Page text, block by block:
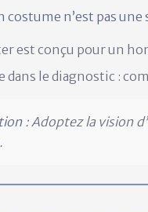
costume n’est pas
est conçu pour un
dans le diagnostic :
:Adoptez la vision